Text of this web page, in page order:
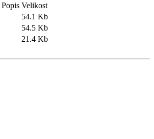
Popis Velikost
54.1 Kb
54.5 Kb
21.4 Kb